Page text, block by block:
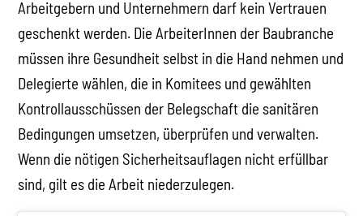
Arbeitgebern und Unternehmern darf kein Vertrauen
geschenkt werden. Die ArbeiterInnen der Baubranche
müssen ihre Gesundheit selbst in die Hand nehmen und
Delegierte wählen, die in Komitees und gewählten
Kontrollausschüssen der Belegschaft die sanitären
Bedingungen umsetzen, überprüfen und verwalten.
Wenn die nötigen Sicherheitsauflagen nicht erfüllbar
sind, gilt es die Arbeit niederzulegen.